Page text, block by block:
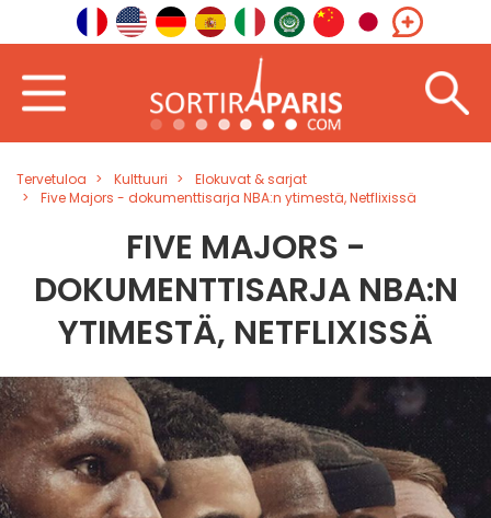
Tervetuloa Kulttuuri
Elokuvat & sarjat
Five Majors - dokumenttisarja NBA:n ytimestä, Netflixissä
FIVE MAJORS -
DOKUMENTTISARJA NBA:N
YTIMESTÄ, NETFLIXISSÄ